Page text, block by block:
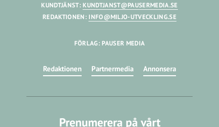
KUNDTJÄNST: KUNDTJANST@PAUSERMEDIA.SE
REDAKTIONEN: INFO@MILJO-UTVECKLING.SE
FÖRLAG: PAUSER MEDIA
Redaktionen Partnermedia Annonsera
Prenumerera på vårt